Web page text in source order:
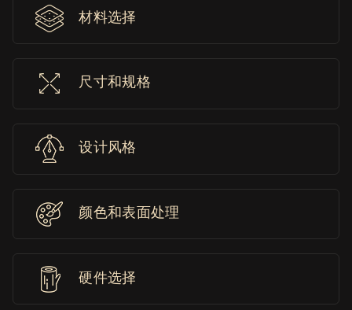
材料选择
尺寸和规格
设计风格
颜色和表面处理
硬件选择